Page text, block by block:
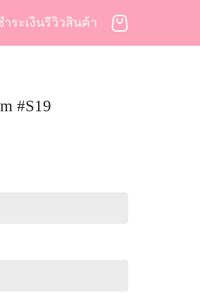
ระเงินรีวิวสินค้า
#S19